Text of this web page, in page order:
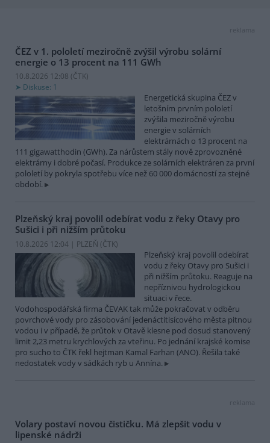
reklama
ČEZ v 1. pololetí meziročně zvýšil výrobu solární
energie o 13 procent na 111 GWh
10.8.2026 12:08 (ČTK)
Diskuse: 1
Energetická skupina ČEZ v
letošním prvním pololetí
zvýšila meziročně výrobu
energie v solárních
elektrárnách o 13 procent na
111 gigawatthodin (GWh). Za nárůstem stály nově zprovozněné
elektrárny i dobré počasí. Produkce ze solárních elektráren za první
pololetí by pokryla spotřebu více než 60 000 domácností za stejné
období.
Plzeňský kraj povolil odebírat vodu z řeky Otavy pro
Sušici i při nižším průtoku
10.8.2026 12:04 | PLZEŇ (ČTK)
Plzeňský kraj povolil odebírat
vodu z řeky Otavy pro Sušici i
při nižším průtoku. Reaguje na
nepříznivou hydrologickou
situaci v řece.
Vodohospodářská firma ČEVAK tak může pokračovat v odběru
povrchové vody pro zásobování jedenáctitisícového města pitnou
vodou i v případě, že průtok v Otavě klesne pod dosud stanovený
limit 2,23 metru krychlových za vteřinu. Po jednání krajské komise
pro sucho to ČTK řekl hejtman Kamal Farhan (ANO). Řešila také
nedostatek vody v sádkách ryb u Annína.
reklama
Volary postaví novou čističku. Má zlepšit vodu v
lipenské nádrži